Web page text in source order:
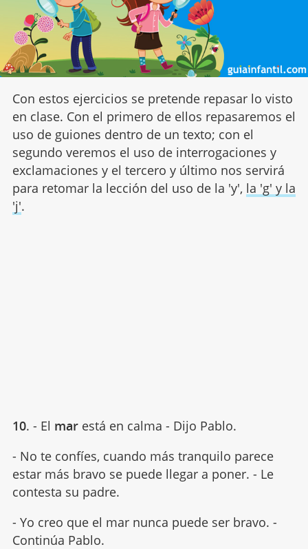
Con estos ejercicios se pretende repasar lo visto
en clase. Con el primero de ellos repasaremos el
uso de guiones dentro de un texto; con el
segundo veremos el uso de interrogaciones y
exclamaciones y el tercero y último nos servirá
para retomar la lección del uso de la 'y', la 'g' y la
'j'.
10. - El marestá en calma - Dijo Pablo.
- No te confíes, cuando más tranquilo parece
estar más bravo se puede llegar a poner. - Le
contesta su padre.
- Yo creo que el mar nunca puede ser bravo. -
Continúa Pablo.